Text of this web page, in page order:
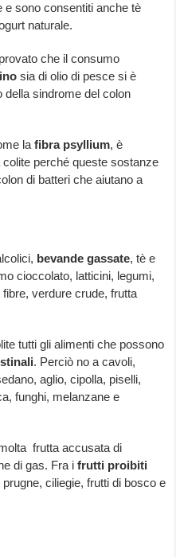
e sono consentiti anche tè
naturale.
che il consumo
sia di olio di pesce si è
della sindrome del colon
lafibra psyllium, è
perché queste sostanze
di batteri che aiutano a
bevande gassate, tè e
cioccolato, latticini, legumi,
verdure crude, frutta
tutti gli alimenti che possono
. Perciò no a cavoli,
aglio, cipolla, piselli,
funghi, melanzane e
frutta accusata di
di gas. Fra ifrutti proibiti
ciliegie, frutti di bosco e